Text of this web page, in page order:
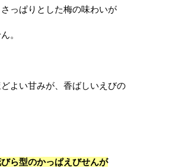
っぱりとした梅の味わいが
。
よい甘みが、香ばしいえびの
ら型のかっぱえびせんが